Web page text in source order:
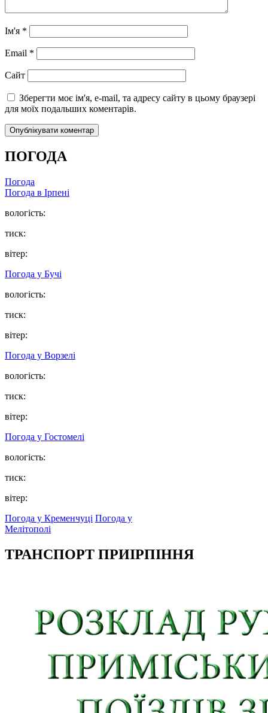
Ім'я *
Email *
Сайт
Зберегти моє ім'я, e-mail, та адресу сайту в цьому браузері
для моїх подальших коментарів.
ПОГОДА
Погода
Погода в Ірпені
вологість:
тиск:
вітер:
Погода у Бучі
вологість:
тиск:
вітер:
Погода у Ворзелі
вологість:
тиск:
вітер:
Погода у Гостомелі
вологість:
тиск:
вітер:
Погода у Кременчуці Погода у
Мелітополі
ТРАНСПОРТ ПРИІРПІННЯ